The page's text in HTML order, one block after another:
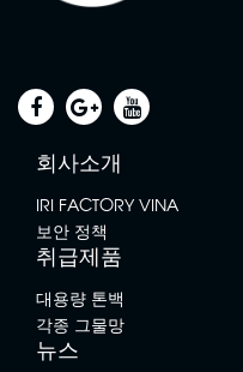
회사소개
IRI FACTORY VINA
보안 정책
취급제품
대용량 톤백
각종 그물망
뉴스